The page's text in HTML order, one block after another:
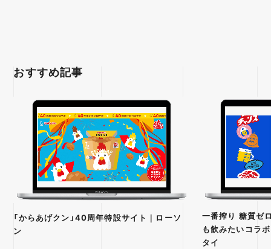
おすすめ記事
「からあげクン」40周年特設サイト｜ローソ
ン
一番搾り 糖質ゼ
も飲みたいコラ
タイ